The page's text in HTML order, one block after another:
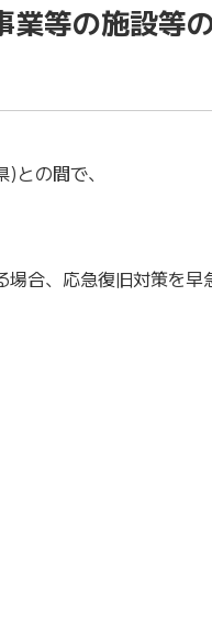
等の施設等
との間で、
合、応急復旧対策を早